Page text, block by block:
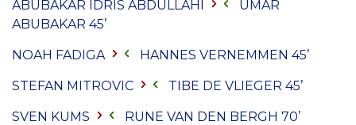
ABUBAKAR IDRIS ABDULLAHI
UMAR
ABUBAKAR 45’
NOAH FADIGA HANNES VERNEMMEN 45’
STEFAN MITROVIC TIBE DE VLIEGER 45’
SVEN KUMS RUNE VAN DEN BERGH 70’